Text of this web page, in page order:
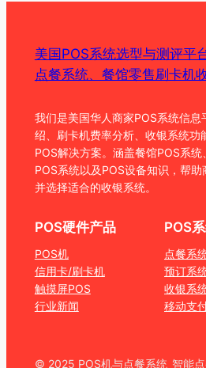
美国POS系统选型与测评平
点餐系统、餐馆零售刷卡机
我们是美国华人商家POS系统信息
绍、刷卡机费率分析、收银系统功
POS解决方案。涵盖餐馆POS系
POS系统以及POS设备知识，帮
并选择适合的收银系统。
POS硬件产品
POS机
信用卡/刷卡机
触摸屏POS
行业新闻
POS
点餐系
预订系
收银系
移动支
© 2025 POS机与点餐系统_智能